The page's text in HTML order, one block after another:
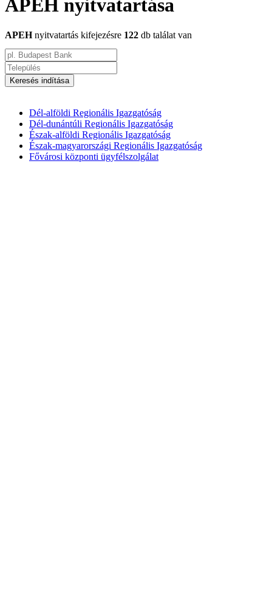
APEH nyitvatartása
APEHnyitvatartás kifejezésre 122 db találat van
Keresés indítása
Dél-alföldi Regionális Igazgatóság
Dél-dunántúli Regionális Igazgatóság
Észak-alföldi Regionális Igazgatóság
Észak-magyarországi Regionális Igazgatóság
Fővárosi központi ügyfélszolgálat